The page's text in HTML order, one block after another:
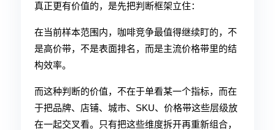
真正更有价值的，是先把判断框架立住：
在当前样本范围内，咖啡竞争最值得继续盯的，不
是高价带，不是表面排名，而是主流价格带里的结
构效率。
而这种判断的价值，不在于单看某一个指标，而在
于把品牌、店铺、城市、SKU、价格带这些层级放
在一起交叉看。只有把这些维度拆开再重新组合，